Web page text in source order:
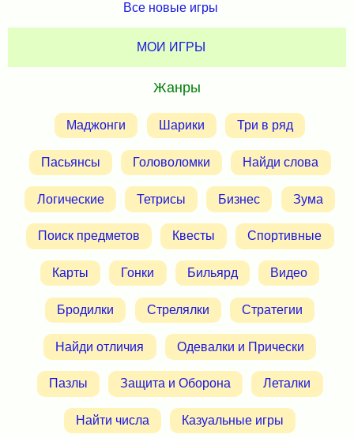
Все новые игры
МОИ ИГРЫ
Жанры
Маджонги Шарики Три в ряд
Пасьянсы Головоломки Найди слова
Логические Тетрисы Бизнес Зума
Поиск предметов Квесты Спортивные
Карты Гонки Бильярд Видео
Бродилки Стрелялки Стратегии
Найди отличия Одевалки и Прически
Пазлы Защита и Оборона Леталки
Найти числа Казуальные игры